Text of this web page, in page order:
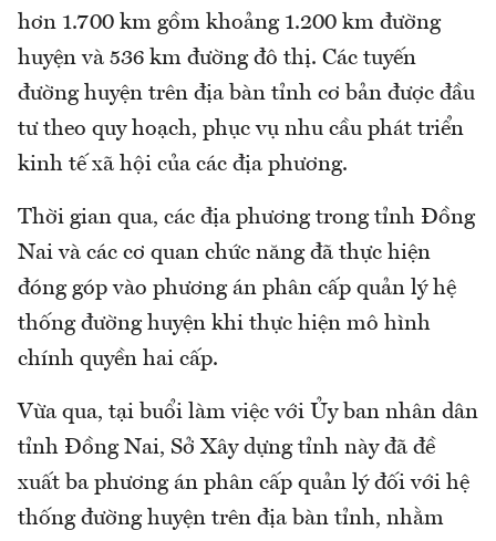
hơn 1.700 km gồm khoảng 1.200 km đường
huyện và 536 km đường đô thị. Các tuyến
đường huyện trên địa bàn tỉnh cơ bản được đầu
tư theo quy hoạch, phục vụ nhu cầu phát triển
kinh tế xã hội của các địa phương.
Thời gian qua, các địa phương trong tỉnh Đồng
Nai và các cơ quan chức năng đã thực hiện
đóng góp vào phương án phân cấp quản lý hệ
thống đường huyện khi thực hiện mô hình
chính quyền hai cấp.
Vừa qua, tại buổi làm việc với Ủy ban nhân dân
tỉnh Đồng Nai, Sở Xây dựng tỉnh này đã đề
xuất ba phương án phân cấp quản lý đối với hệ
thống đường huyện trên địa bàn tỉnh, nhằm